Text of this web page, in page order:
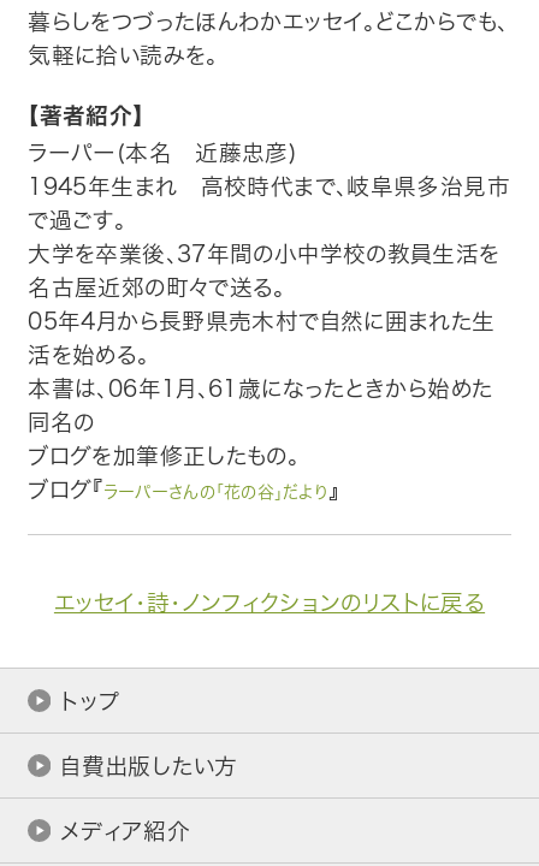
購入方法
お問い合わせ
画像・文章の使用について
企業情報
暮らしをつづったほんわかエッセイ。どこからでも、
気軽に拾い読みを。
【著者紹介】
ラーパー(本名 近藤忠彦)
1945年生まれ 高校時代まで、岐阜県多治見市
で過ごす。
大学を卒業後、37年間の小中学校の教員生活を
名古屋近郊の町々で送る。
05年4月から長野県売木村で自然に囲まれた生
活を始める。
本書は、06年1月、61歳になったときから始めた
同名の
ブログを加筆修正したもの。
ブログ『ラーパーさんの「花の谷」だより 』
エッセイ・詩・ノンフィクションのリストに戻る
トップ
自費出版したい方
メディア紹介